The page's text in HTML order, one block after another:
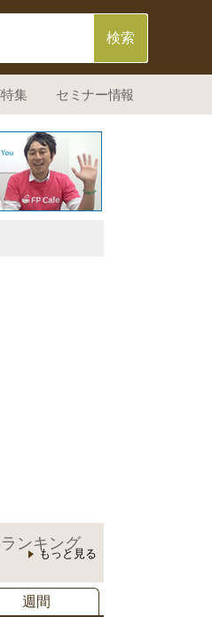
集 セミナー情報
ランキング
もっと見る
週間